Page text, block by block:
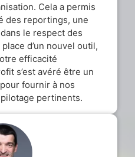
Cela a permis
des reportings, une
le respect des
d’un nouvel outil,
efficacité
s’est avéré être un
fournir à nos
pertinents.